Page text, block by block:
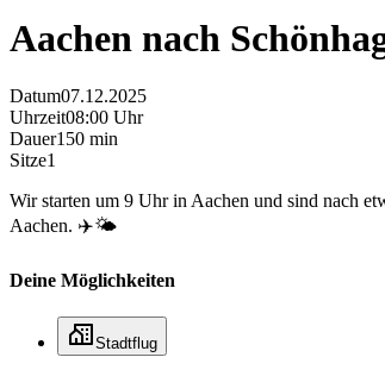
Aachen nach
Datum07.12.2025
Uhrzeit08:00 Uhr
Dauer150 min
Sitze1
Wir starten um 9 Uhr in Aachen und sind nach
Aachen. ✈️🌤️
Deine Möglichkeiten
Stadtflug